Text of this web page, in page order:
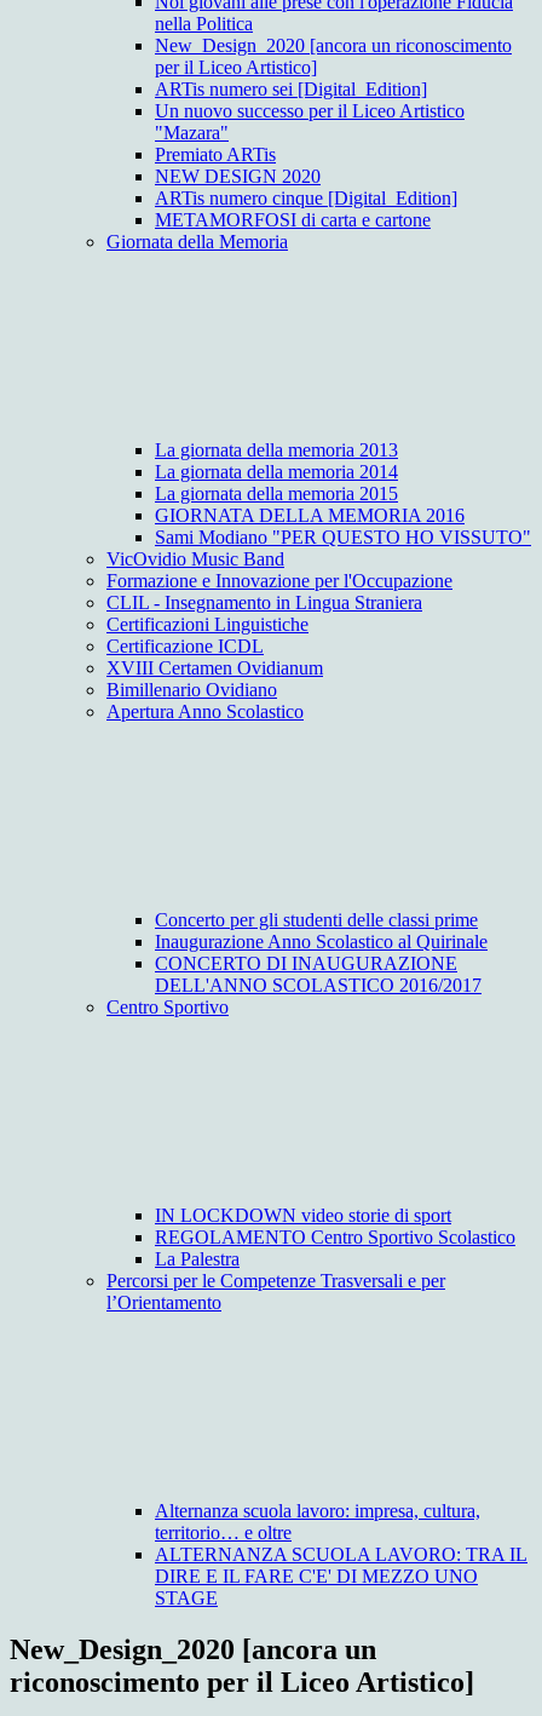
nella Politica
New_Design_2020 [ancora un riconoscimento
per il Liceo Artistico]
ARTis numero sei [Digital_Edition]
Un nuovo successo per il Liceo Artistico
"Mazara"
Premiato ARTis
NEW DESIGN 2020
ARTis numero cinque [Digital_Edition]
METAMORFOSI di carta e cartone
Giornata della Memoria
La giornata della memoria 2013
La giornata della memoria 2014
La giornata della memoria 2015
GIORNATA DELLA MEMORIA 2016
Sami Modiano "PER QUESTO HO VISSUTO"
VicOvidio Music Band
Formazione e Innovazione per l'Occupazione
CLIL - Insegnamento in Lingua Straniera
Certificazioni Linguistiche
Certificazione ICDL
XVIII Certamen Ovidianum
Bimillenario Ovidiano
Apertura Anno Scolastico
Concerto per gli studenti delle classi prime
Inaugurazione Anno Scolastico al Quirinale
CONCERTO DI INAUGURAZIONE
DELL'ANNO SCOLASTICO 2016/2017
Centro Sportivo
IN LOCKDOWN video storie di sport
REGOLAMENTO Centro Sportivo Scolastico
La Palestra
Percorsi per le Competenze Trasversali e per
l’Orientamento
Alternanza scuola lavoro: impresa, cultura,
territorio… e oltre
ALTERNANZA SCUOLA LAVORO: TRA IL
DIRE E IL FARE C'E' DI MEZZO UNO
STAGE
New_Design_2020 [ancora un
riconoscimento per il Liceo Artistico]